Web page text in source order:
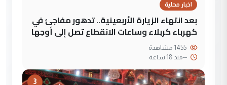
اخبار محلية
بعد انتهاء الزيارة الأربعينية.. تدهور مفاجئ في
كهرباء كربلاء وساعات الانقطاع تصل إلى أوجها
--منذ 18 ساعة
3